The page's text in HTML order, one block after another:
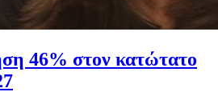
46% στον κατώτατο